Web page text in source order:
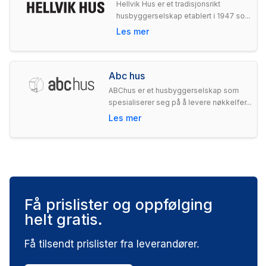
Hellvik Hus er et tradisjonsrikt
husbyggerselskap etablert i 1947 so...
Les mer
Abc hus
ABChus er et husbyggerselskap som
spesialiserer seg på å levere nøkkelfer...
Les mer
Få prislister og oppfølging
helt gratis.
Få tilsendt prislister fra leverandører.